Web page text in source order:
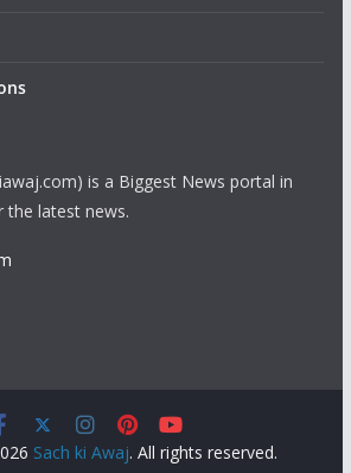
is a Biggest News portal in
the latest news.
Sach ki Awaj. All rights reserved.